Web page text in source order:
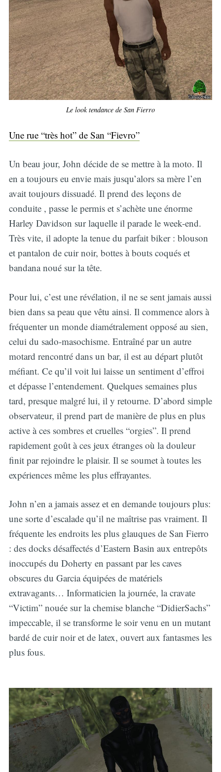
Le look tendance de San Fierro
Une rue “très hot” de San “Fievro”
Un beau jour, John décide de se mettre à la moto. Il
en a toujours eu envie mais jusqu’alors sa mère l’en
avait toujours dissuadé. Il prend des leçons de
conduite , passe le permis et s’achète une énorme
Harley Davidson sur laquelle il parade le week-end.
Très vite, il adopte la tenue du parfait biker : blouson
et pantalon de cuir noir, bottes à bouts coqués et
bandana noué sur la tête.
Pour lui, c’est une révélation, il ne se sent jamais aussi
bien dans sa peau que vêtu ainsi. Il commence alors à
fréquenter un monde diamétralement opposé au sien,
celui du sado-masochisme. Entraîné par un autre
motard rencontré dans un bar, il est au départ plutôt
méfiant. Ce qu’il voit lui laisse un sentiment d’effroi
et dépasse l’entendement. Quelques semaines plus
tard, presque malgré lui, il y retourne. D’abord simple
observateur, il prend part de manière de plus en plus
active à ces sombres et cruelles “orgies”. Il prend
rapidement goût à ces jeux étranges où la douleur
finit par rejoindre le plaisir. Il se soumet à toutes les
expériences même les plus effrayantes.
John n’en a jamais assez et en demande toujours plus:
une sorte d’escalade qu’il ne maîtrise pas vraiment. Il
fréquente les endroits les plus glauques de San Fierro
: des docks désaffectés d’Eastern Basin aux entrepôts
inoccupés du Doherty en passant par les caves
obscures du Garcia équipées de matériels
extravagants… Informaticien la journée, la cravate
“Victim” nouée sur la chemise blanche “DidierSachs”
impeccable, il se transforme le soir venu en un mutant
bardé de cuir noir et de latex, ouvert aux fantasmes les
plus fous.